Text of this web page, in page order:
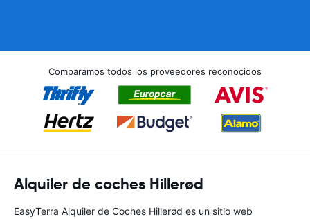
Comparamos todos los proveedores reconocidos
Alquiler de coches Hillerød
EasyTerra Alquiler de Coches Hillerød es un sitio web